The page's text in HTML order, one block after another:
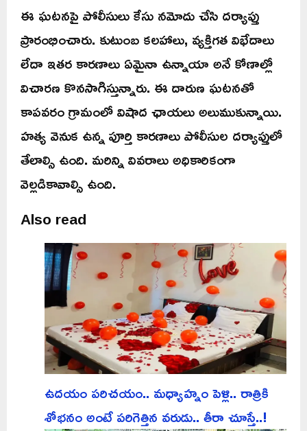
ఈ ఘటనపై పోలీసులు కేసు నమోదు చేసి దర్యాప్తు
ప్రారంభించారు. కుటుంబ కలహాలు, వ్యక్తిగత విభేదాలు
లేదా ఇతర కారణాలు ఏమైనా ఉన్నాయా అనే కోణాల్లో
విచారణ కొనసాగిస్తున్నారు. ఈ దారుణ ఘటనతో
కాపవరం గ్రామంలో విషాద ఛాయలు అలుముకున్నాయి.
హత్య వెనుక ఉన్న పూర్తి కారణాలు పోలీసుల దర్యాప్తులో
తేలాల్సి ఉంది. మరిన్ని వివరాలు అధికారికంగా
వెల్లడికావాల్సి ఉంది.
Also read
ఉదయం పరిచయం.. మధ్యాహ్నం పెళ్లి.. రాత్రికి
శోభనం అంటే పరిగెత్తిన వరుడు.. తీరా చూస్తే..!